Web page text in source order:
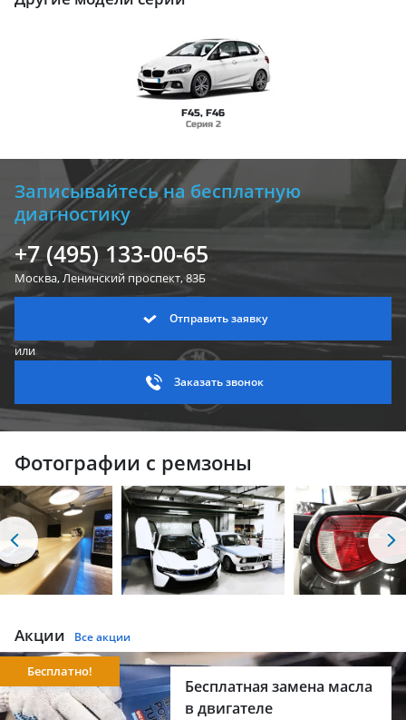
F45, F46
Серия 2
Записывайтесь на бесплатную
диагностику
+7 (495) 133-00-65
Москва, Ленинскийпроспект, 83Б
Отправить заявку
или
Заказать звонок
Фотографии с ремзоны
Акции Все акции
Бесплатная замена масла
в двигателе
Бесплатно!